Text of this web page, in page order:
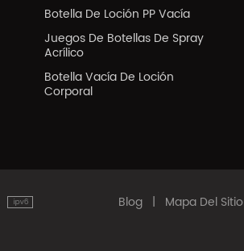
Botella De Loción PP Vacía
Juegos De Botellas De Spray
Acrílico
Botella Vacía De Loción
Corporal
Blog | Mapa Del Sitio